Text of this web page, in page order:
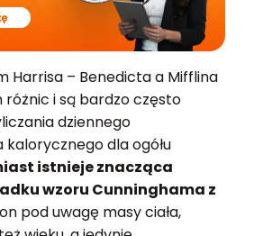
Harrisa – Benedicta a Mifflina
różnic i są bardzo często
dziennego
dla ogółu
istnieje znacząca
wzoru Cunninghama z
pod uwagę masy ciała,